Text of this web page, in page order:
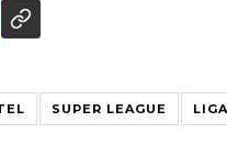
SUPER LEAGUE
Sidang